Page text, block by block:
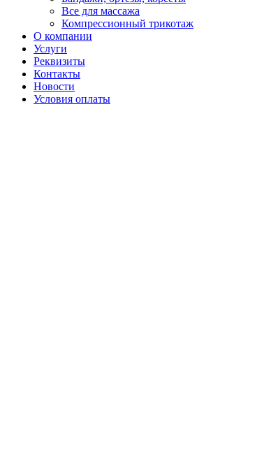
Все для массажа
Компрессионный трикотаж
О компании
Услуги
Реквизиты
Контакты
Новости
Условия оплаты